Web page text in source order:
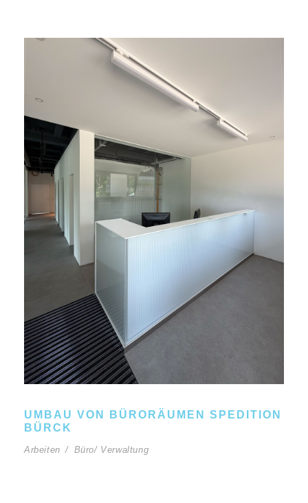
UMBAU VON BÜRORÄUMEN SPEDITION
BÜRCK
Arbeiten / Büro/ Verwaltung